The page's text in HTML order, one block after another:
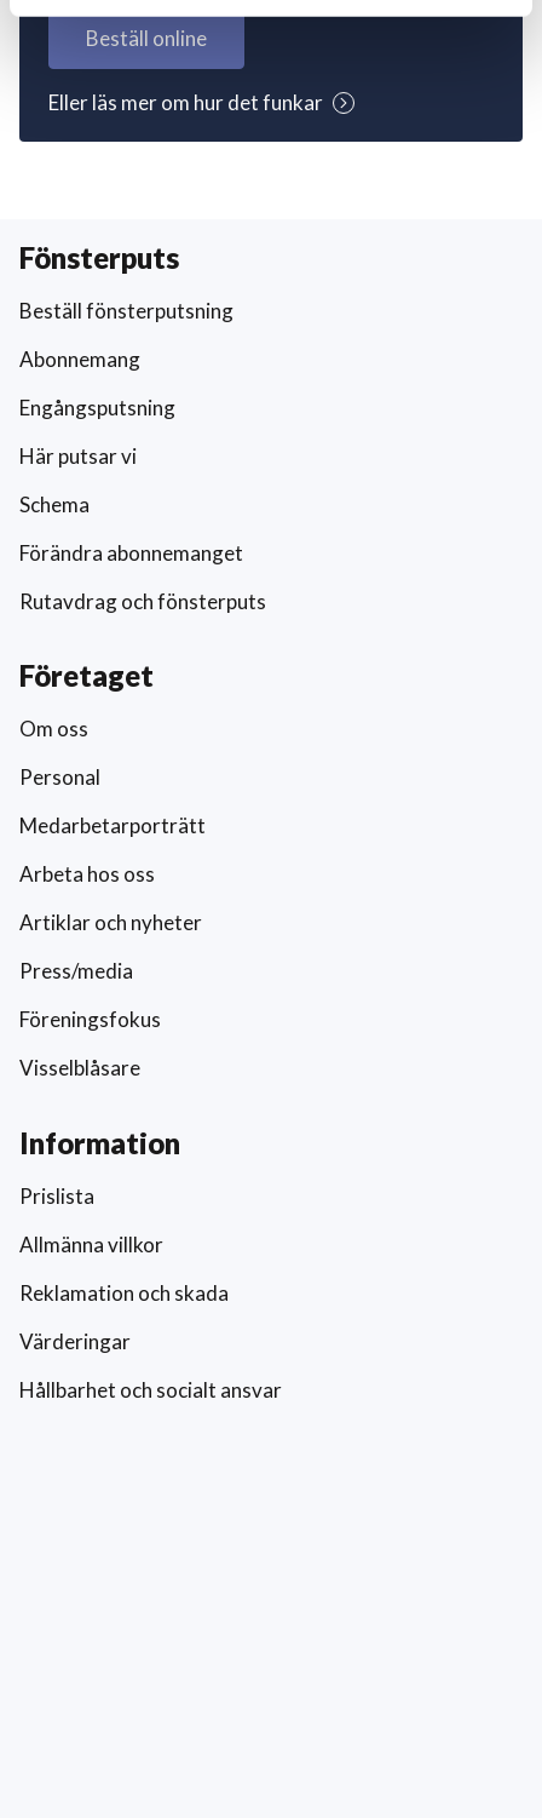
Beställ online
Eller läs mer om hur det funkar
Fönsterputs
Beställ fönsterputsning
Abonnemang
Engångsputsning
Här putsar vi
Schema
Förändra abonnemanget
Rutavdrag och fönsterputs
Företaget
Om oss
Personal
Medarbetarporträtt
Arbeta hos oss
Artiklar och nyheter
Press/media
Föreningsfokus
Visselblåsare
Information
Prislista
Allmänna villkor
Reklamation och skada
Värderingar
Hållbarhet och socialt ansvar